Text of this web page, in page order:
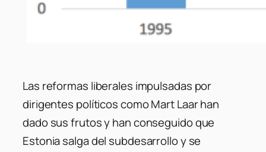
Las reformas liberales impulsadas por
dirigentes políticos como Mart Laar han
dado sus frutos y han conseguido que
Estonia salga del subdesarrollo y se